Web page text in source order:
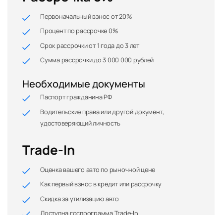
Первоначальный взнос от 20%
Процент по рассрочке 0%
Срок рассрочки от 1 года до 3 лет
Сумма рассрочки до 3 000 000 рублей
Необходимые документы
Паспорт гражданина РФ
Водительские права или другой документ,
удостоверяющий личность
Trade-In
Оценка вашего авто по рыночной цене
Как первый взнос в кредит или рассрочку
Скидка за утилизацию авто
Доступна госпрограмма Trade-In